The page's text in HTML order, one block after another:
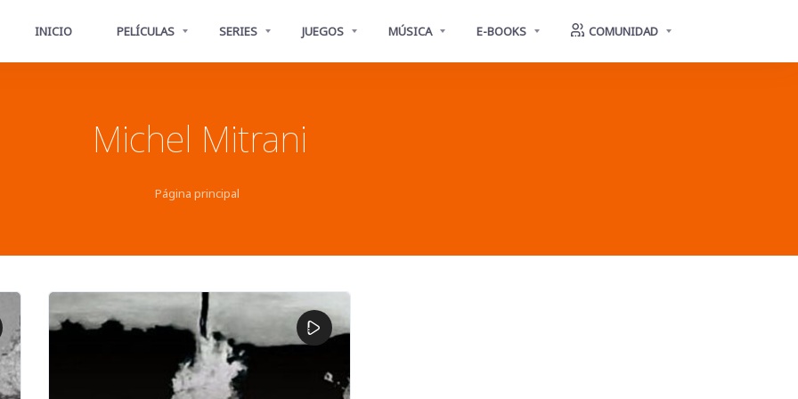
INICIO PELÍCULAS SERIES JUEGOS MÚSICA E-BOOKS COMUNIDAD
Michel Mitrani
Página principal